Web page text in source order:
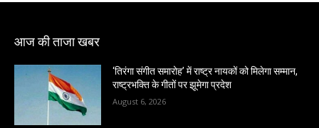
आज की ताजा खबर
‘तिरंगा संगीत समारोह’ में राष्ट्र नायकों को मिलेगा सम्मान,
राष्ट्रभक्ति के गीतों पर झूमेगा प्रदेश
August 6, 2026